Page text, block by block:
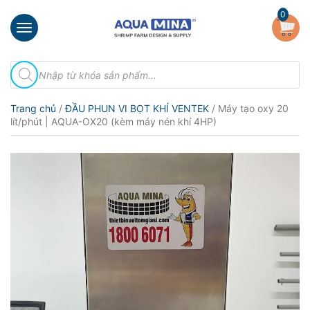
×
chủ
thiệu
Sản
phẩm
0
Tìm
kiếm
sản
Trang chủ /ĐẦU PHUN VI BỌT KHÍ VENTEK / Máy tạo oxy 20
lít/phút | AQUA-OX20 (kèm máy nén khí 4HP)